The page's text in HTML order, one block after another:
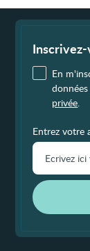
drogues)
En
privée
Entrez votre